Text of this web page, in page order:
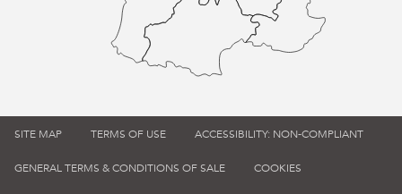
SITE MAP TERMS OF USE ACCESSIBILITY: NON-COMPLIANT
GENERAL TERMS & CONDITIONS OF SALE COOKIES